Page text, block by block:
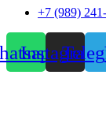
+7 (989)
Instagram